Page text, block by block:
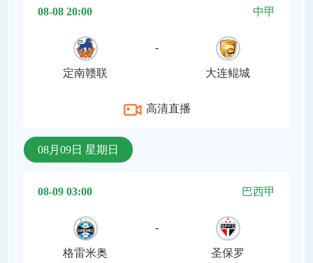
08-08 20:00 中甲
定南赣联
-
大连鲲城
高清直播
08月09日 星期日
08-09 03:00 巴西甲
格雷米奥
-
圣保罗